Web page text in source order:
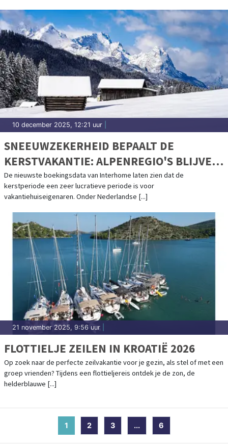
10 december 2025, 12:21 uur
SNEEUWZEKERHEID BEPAALT DE
KERSTVAKANTIE: ALPENREGIO'S BLIJVEN
TOPBESTEMMINGEN
De nieuwste boekingsdata van Interhome laten zien dat de
kerstperiode een zeer lucratieve periode is voor
vakantiehuiseigenaren. Onder Nederlandse [...]
21 november 2025, 9:56 uur
FLOTTIELJE ZEILEN IN KROATIË 2026
Op zoek naar de perfecte zeilvakantie voor je gezin, als stel of met een
groep vrienden? Tijdens een flottieljereis ontdek je de zon, de
helderblauwe [...]
1 (current)
2 3 ... 6